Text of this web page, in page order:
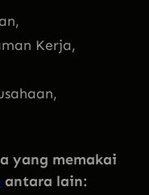
Kerja,
yang memakai
antara lain: